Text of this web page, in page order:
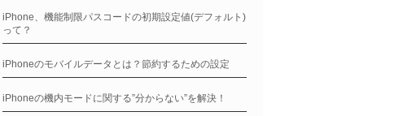
iPhone、機能制限パスコードの初期設定値(デフォルト)
って？
iPhoneのモバイルデータとは？節約するための設定
iPhoneの機内モードに関する”分からない”を解決！